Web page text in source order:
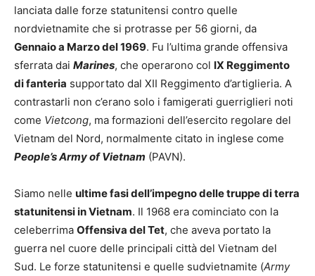
lanciata dalle forze statunitensi contro quelle
nordvietnamite che si protrasse per 56 giorni, da
Gennaio a Marzo del 1969. Fu l’ultima grande offensiva
sferrata dai Marines, che operarono col IX Reggimento
di fanteria supportato dal XII Reggimento d’artiglieria. A
contrastarli non c’erano solo i famigerati guerriglieri noti
come Vietcong, ma formazioni dell’esercito regolare del
Vietnam del Nord, normalmente citato in inglese come
People’s Army of Vietnam (PAVN).
Siamo nelle ultime fasi dell’impegno delle truppe di terra
statunitensi in Vietnam. Il 1968 era cominciato con la
celeberrima Offensiva del Tet, che aveva portato la
guerra nel cuore delle principali città del Vietnam del
Sud. Le forze statunitensi e quelle sudvietnamite (Army